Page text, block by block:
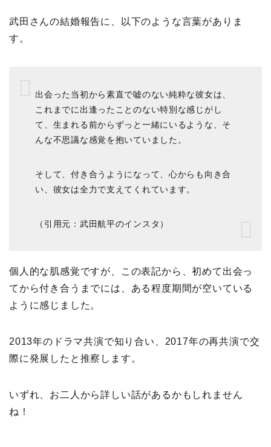
武田さんの結婚報告に、以下のような言葉がありま
す。
出会った当初から素直で嘘のない純粋な彼女は、
これまでに出逢ったことのない特別な感じがし
て、生まれる前からずっと一緒にいるような、そ
んな不思議な感覚を抱いていました。
そして、付き合うようになって、心からも向き合
い、彼女は全力で支えてくれています。
（引用元：武田航平のインスタ）
個人的な肌感覚ですが、この表記から、初めて出会っ
てから付き合うまでには、ある程度期間が空いている
ように感じました。
2013年のドラマ共演で知り合い、2017年の再共演で交
際に発展したと推察します。
いずれ、お二人から詳しい話があるかもしれません
ね！